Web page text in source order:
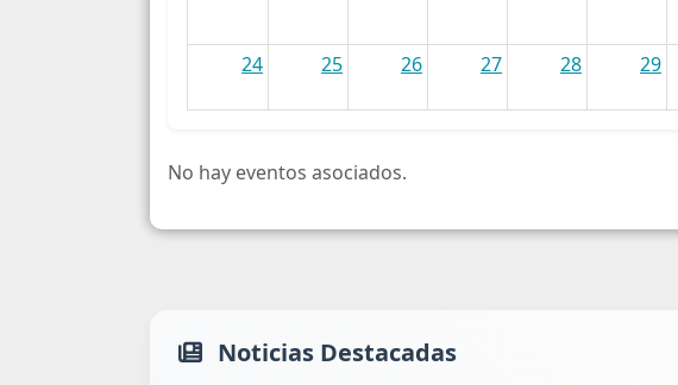
24 25 26 27 28 29
No hay eventos asociados.
Noticias Destacadas